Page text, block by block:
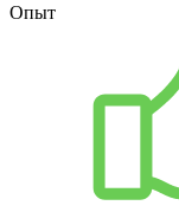
Опыт